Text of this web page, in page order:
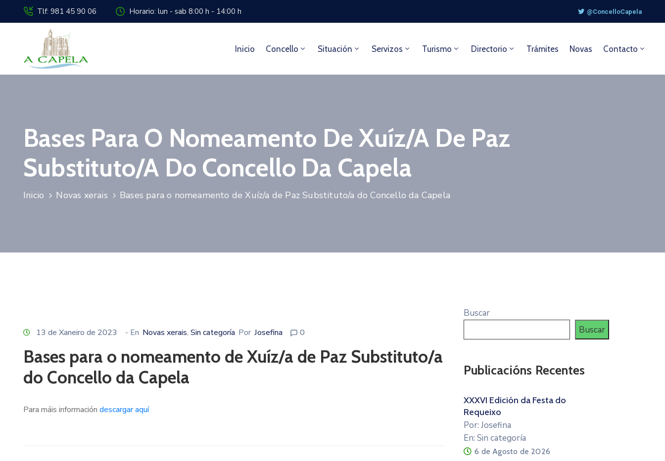
Tlf: 981 45 90 06 Horario: lun - sab 8:00 h - 14:00 h @ConcelloCapela
Inicio Concello Situación Servizos Turismo Directorio Trámites Novas Contacto
Bases Para O Nomeamento De Xuíz/a De Paz
Substituto/a Do Concello Da Capela
Inicio Novas xerais Bases para o nomeamento de Xuíz/a de Paz Substituto/a do Concello da Capela
13 de Xaneiro de 2023 - En Novas xerais‚ Sin categoría Por Josefina 0
Bases para o nomeamento de Xuíz/a de Paz Substituto/a
do Concello da Capela
Para máis información descargar aquí
Buscar
Buscar
Publicacións Recentes
XXXVI Edición da Festa do
Requeixo
Por: Josefina
En: Sin categoría
6 de Agosto de 2026